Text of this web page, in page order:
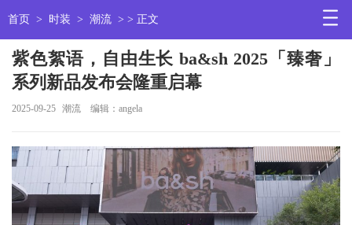
首页 > 时装 > 潮流 > > 正文
紫色絮语，自由生长 ba&sh 2025「臻奢」
系列新品发布会隆重启幕
2025-09-25 潮流 编辑：angela